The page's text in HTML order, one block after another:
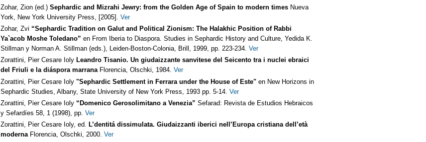
Zohar, Zion (ed.) Sephardic and Mizrahi Jewry: from the Golden Age of Spain to modern times Nueva
York, New York University Press, [2005].
Ver
Zohar, Zvi “Sephardic Tradition on Galut and Political Zionism: The Halakhic Position of Rabbi
Ya`acob Moshe Toledano” en From Iberia to Diaspora. Studies in Sephardic History and Culture, Yedida K.
Stillman y Norman A. Stillman (eds.), Leiden-Boston-Colonia, Brill, 1999, pp. 223-234. Ver
Zorattini, Pier Cesare Ioly Leandro Tisanio. Un giudaizzante sanvitese del Seicento tra i nuclei ebraici
del Friuli e la diáspora marrana Florencia, Olschki, 1984. Ver
Zorattini, Pier Cesare Ioly "Sephardic Settlement in Ferrara under the House of Este" en New Horizons in
Sephardic Studies, Albany, State University of New York Press, 1993 pp. 5-14. Ver
Zorattini, Pier Cesare Ioly “Domenico Gerosolimitano a Venezia” Sefarad: Revista de Estudios Hebraicos
y Sefardíes 58, 1 (1998), pp.Ver
Zorattini, Pier Cesare Ioly, ed. L’dentitá dissimulata. Giudaizzanti iberici nell’Europa cristiana dell’età
moderna Florencia, Olschki, 2000. Ver